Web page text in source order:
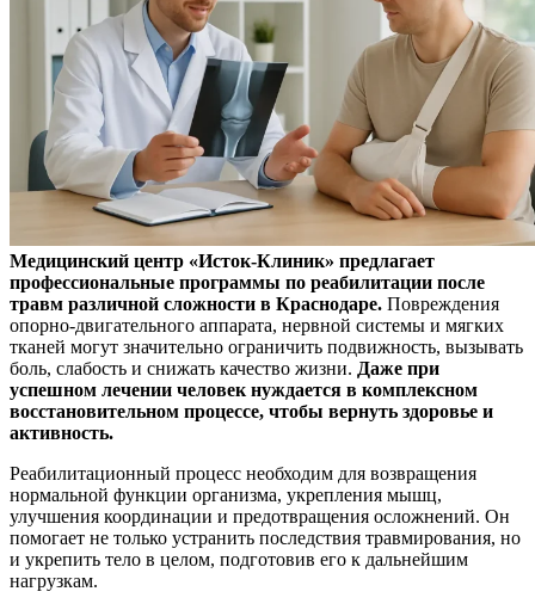
Медицинский центр «Исток-Клиник» предлагает
профессиональные программы по реабилитации после
травм различной сложности в Краснодаре. Повреждения
опорно-двигательного аппарата, нервной системы и мягких
тканей могут значительно ограничить подвижность, вызывать
боль, слабость и снижать качество жизни. Даже при
успешном лечении человек нуждается в комплексном
восстановительном процессе, чтобы вернуть здоровье и
активность.
Реабилитационный процесс необходим для возвращения
нормальной функции организма, укрепления мышц,
улучшения координации и предотвращения осложнений. Он
помогает не только устранить последствия травмирования, но
и укрепить тело в целом, подготовив его к дальнейшим
нагрузкам.